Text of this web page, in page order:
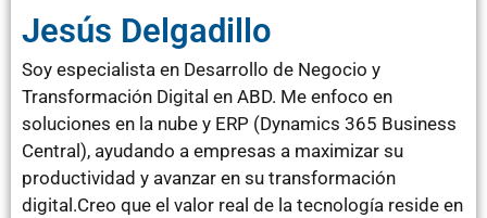
Jesús Delgadillo
Soy especialista en Desarrollo de Negocio y
Transformación Digital en ABD. Me enfoco en
soluciones en la nube y ERP (Dynamics 365 Business
Central), ayudando a empresas a maximizar su
productividad y avanzar en su transformación
digital.Creo que el valor real de la tecnología reside en